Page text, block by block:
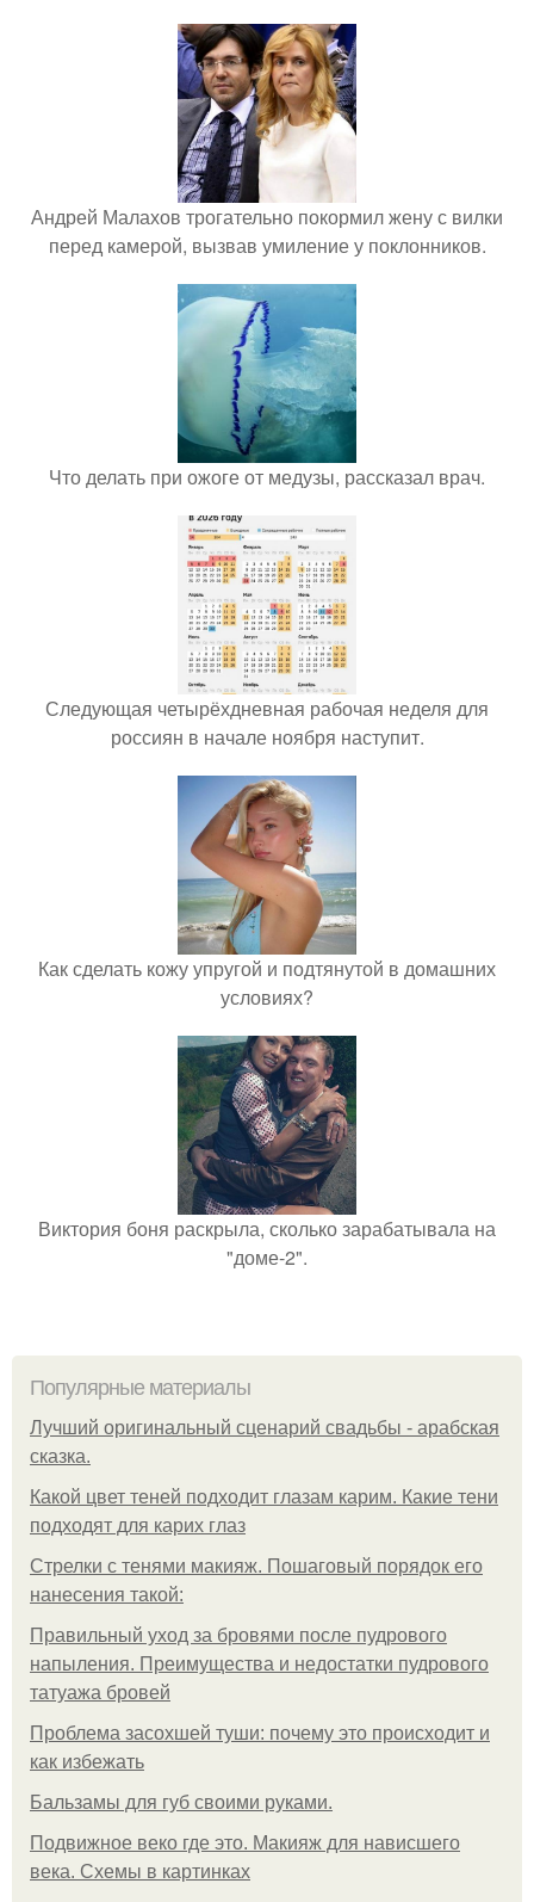
Андрей Малахов трогательно покормил жену с вилки
перед камерой, вызвав умиление у поклонников.
Что делать при ожоге от медузы, рассказал врач.
Следующая четырёхдневная рабочая неделя для
россиян в начале ноября наступит.
Как сделать кожу упругой и подтянутой в домашних
условиях?
Виктория боня раскрыла, сколько зарабатывала на
"доме-2".
Популярные материалы
Лучший оригинальный сценарий свадьбы - арабская
сказка.
Какой цвет теней подходит глазам карим. Какие тени
подходят для карих глаз
Стрелки с тенями макияж. Пошаговый порядок его
нанесения такой:
Правильный уход за бровями после пудрового
напыления. Преимущества и недостатки пудрового
татуажа бровей
Проблема засохшей туши: почему это происходит и
как избежать
Бальзамы для губ своими руками.
Подвижное веко где это. Макияж для нависшего
века. Схемы в картинках